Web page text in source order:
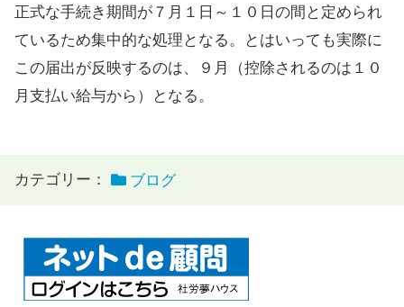
正式な手続き期間が７月１日～１０日の間と定められ
ているため集中的な処理となる。とはいっても実際に
この届出が反映するのは、９月（控除されるのは１０
月支払い給与から）となる。
カテゴリー： ブログ